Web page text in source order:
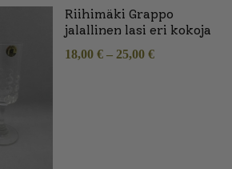
Riihimäki Grappo
jalallinen lasi eri kokoja
18,00 € – 25,00 €